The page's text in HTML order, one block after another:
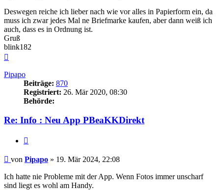
Deswegen reiche ich lieber nach wie vor alles in Papierform ein, da
muss ich zwar jedes Mal ne Briefmarke kaufen, aber dann weiß ich
auch, dass es in Ordnung ist.
Gruß
blink182
Pipapo
Beiträge: 870
Registriert: 26. Mär 2020, 08:30
Behörde:
Re: Info : Neu App PBeaKKDirekt
Beitrag
von Pipapo » 19. Mär 2024, 22:08
Ich hatte nie Probleme mit der App. Wenn Fotos immer unscharf
sind liegt es wohl am Handy.